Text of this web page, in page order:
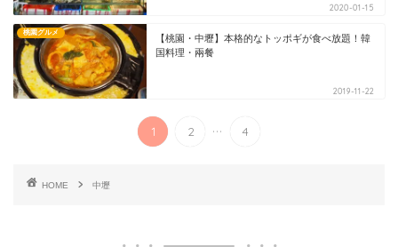
2020-01-15
桃園グルメ
【桃園・中壢】本格的なトッポギが食べ放題！韓
国料理・兩餐
2019-11-22
1 2 ... 4
HOME 中壢